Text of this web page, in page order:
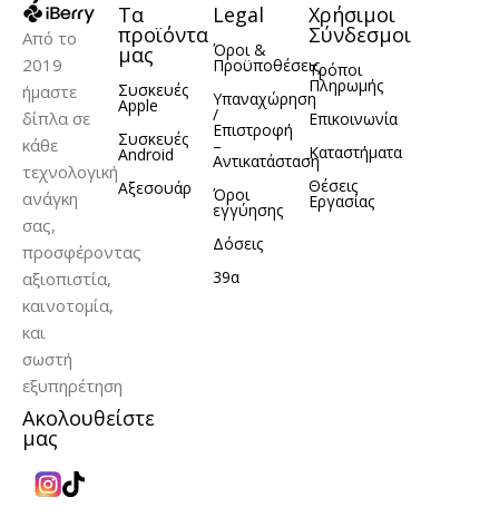
Από το
2019
ήμαστε
δίπλα σε
κάθε
τεχνολογική
ανάγκη
σας,
προσφέροντας
αξιοπιστία,
καινοτομία,
και
σωστή
εξυπηρέτηση
Ακολουθείστε
μας
Τα
προϊόντα
μας
Συσκευές
Apple
Συσκευές
Android
Αξεσουάρ
Legal
Όροι &
Προϋποθέσεις
Υπαναχώρηση
/
Επιστροφή
–
Αντικατάσταση
Όροι
εγγύησης
Δόσεις
39α
Χρήσιμοι
Σύνδεσμοι
Τρόποι
Πληρωμής
Επικοινωνία
Καταστήματα
Θέσεις
Εργασίας